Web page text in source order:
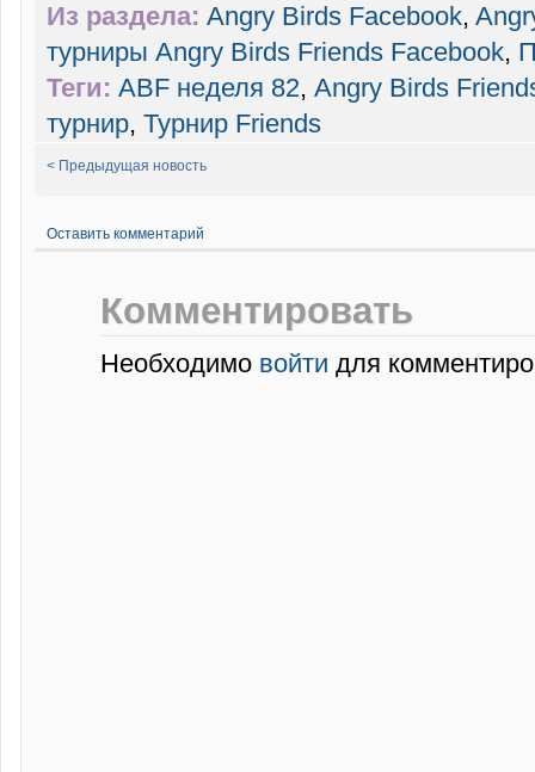
Из раздела: Angry Birds Facebook,
турниры Angry Birds Friends Facebook,
Теги: ABF неделя 82, Angry Birds
турнир, Турнир Friends
< Предыдущая новость
Оставить комментарий
Комментировать
Необходимо войти для